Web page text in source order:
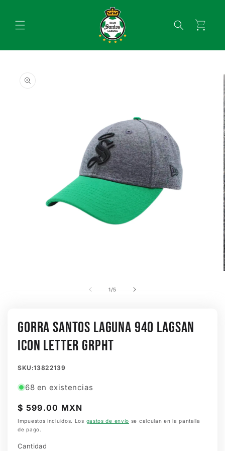
al contenido
Carrito
información
modal
1/de
5
GORRA SANTOS LAGUNA 940 LAGSAN
ICON LETTER GRPHT
SKU:
SKU:13822139
68 en existencias
Precio
habitual
$ 599.00 MXN
Impuestos incluidos. Los gastos de envío se calculan en la pantalla
de pago.
Cantidad
Cantidad